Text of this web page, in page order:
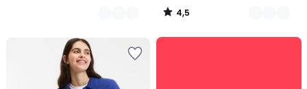
4,5
/
Onze